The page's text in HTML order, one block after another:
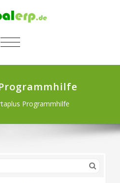
SCHALTE NAVIGATION
Programmhilfe